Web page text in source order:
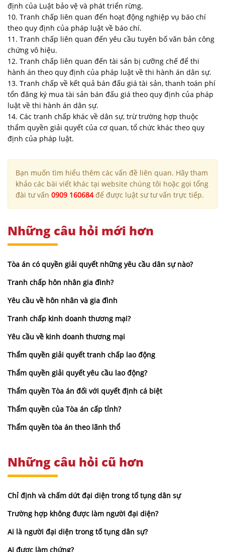
định của Luật bảo vệ và phát triển rừng.
10. Tranh chấp liên quan đến hoạt động nghiệp vụ báo chí
theo quy định của pháp luật về báo chí.
11. Tranh chấp liên quan đến yêu cầu tuyên bố văn bản công
chứng vô hiệu.
12. Tranh chấp liên quan đến tài sản bị cưỡng chế để thi
hành án theo quy định của pháp luật về thi hành án dân sự.
13. Tranh chấp về kết quả bán đấu giá tài sản, thanh toán phí
tổn đăng ký mua tài sản bán đấu giá theo quy định của pháp
luật về thi hành án dân sự.
14. Các tranh chấp khác về dân sự, trừ trường hợp thuộc
thẩm quyền giải quyết của cơ quan, tổ chức khác theo quy
định của pháp luật.
Bạn muốn tìm hiểu thêm các vấn đề liên quan. Hãy tham
khảo các bài viết khác tại website chúng tôi hoặc gọi tổng
đài tư vấn 0909 160684để được luật sư tư vấn trực tiếp.
Những câu hỏi mới hơn
Tòa án có quyền giải quyết những yêu cầu dân sự nào?
Tranh chấp hôn nhân gia đình?
Yêu cầu về hôn nhân và gia đình
Tranh chấp kinh doanh thương mại?
Yêu cầu về kinh doanh thương mại
Thẩm quyền giải quyết tranh chấp lao động
Thẩm quyền giải quyết yêu cầu lao động?
Thẩm quyền Tòa án đối với quyết định cá biệt
Thẩm quyền của Tòa án cấp tỉnh?
Thẩm quyền tòa án theo lãnh thổ
Những câu hỏi cũ hơn
Chỉ định và chấm dứt đại diện trong tố tụng dân sự
Trường hợp không được làm người đại diện?
Ai là người đại diện trong tố tụng dân sự?
Ai được làm chứng?